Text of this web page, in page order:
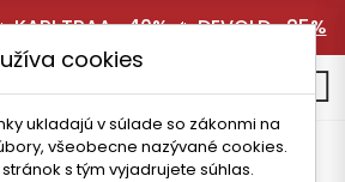
KARI TRAA -40%🔥DEVOLD -25%
Nože a sekery
Sekery
cookies
ukladajú v súlade so zákonmi na
všeobecne nazývané cookies.
s tým vyjadrujete súhlas.